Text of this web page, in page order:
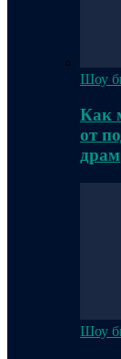
Шоу
Как
от
драм
Шоу